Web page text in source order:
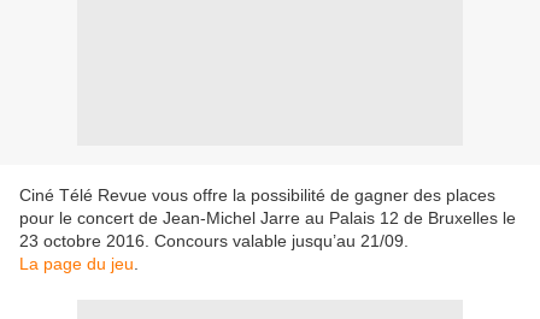
Ciné Télé Revue vous offre la possibilité de gagner des places
pour le concert de Jean-Michel Jarre au Palais 12 de Bruxelles le
23 octobre 2016. Concours valable jusqu’au 21/09.
La page du jeu